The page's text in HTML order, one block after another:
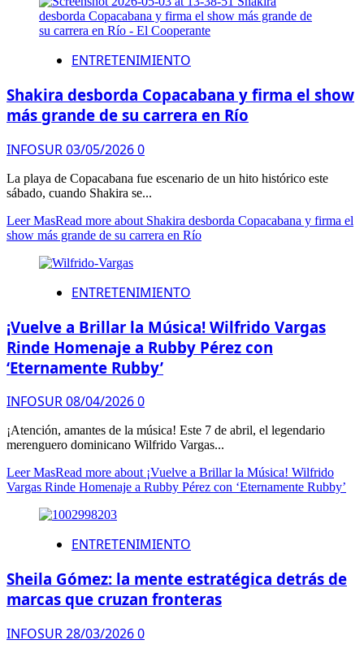
ENTRETENIMIENTO
Shakira desborda Copacabana y firma el show
más grande de su carrera en Río
INFOSUR03/05/20260
La playa de Copacabana fue escenario de un hito histórico este
sábado, cuando Shakira se...
Leer MasRead more about Shakira desborda Copacabana y firma el
show más grande de su carrera en Río
ENTRETENIMIENTO
¡Vuelve a Brillar la Música! Wilfrido Vargas
Rinde Homenaje a Rubby Pérez con
‘Eternamente Rubby’
INFOSUR08/04/20260
¡Atención, amantes de la música! Este 7 de abril, el legendario
merenguero dominicano Wilfrido Vargas...
Leer MasRead more about ¡Vuelve a Brillar la Música! Wilfrido
Vargas Rinde Homenaje a Rubby Pérez con ‘Eternamente Rubby’
ENTRETENIMIENTO
Sheila Gómez: la mente estratégica detrás de
marcas que cruzan fronteras
INFOSUR28/03/20260